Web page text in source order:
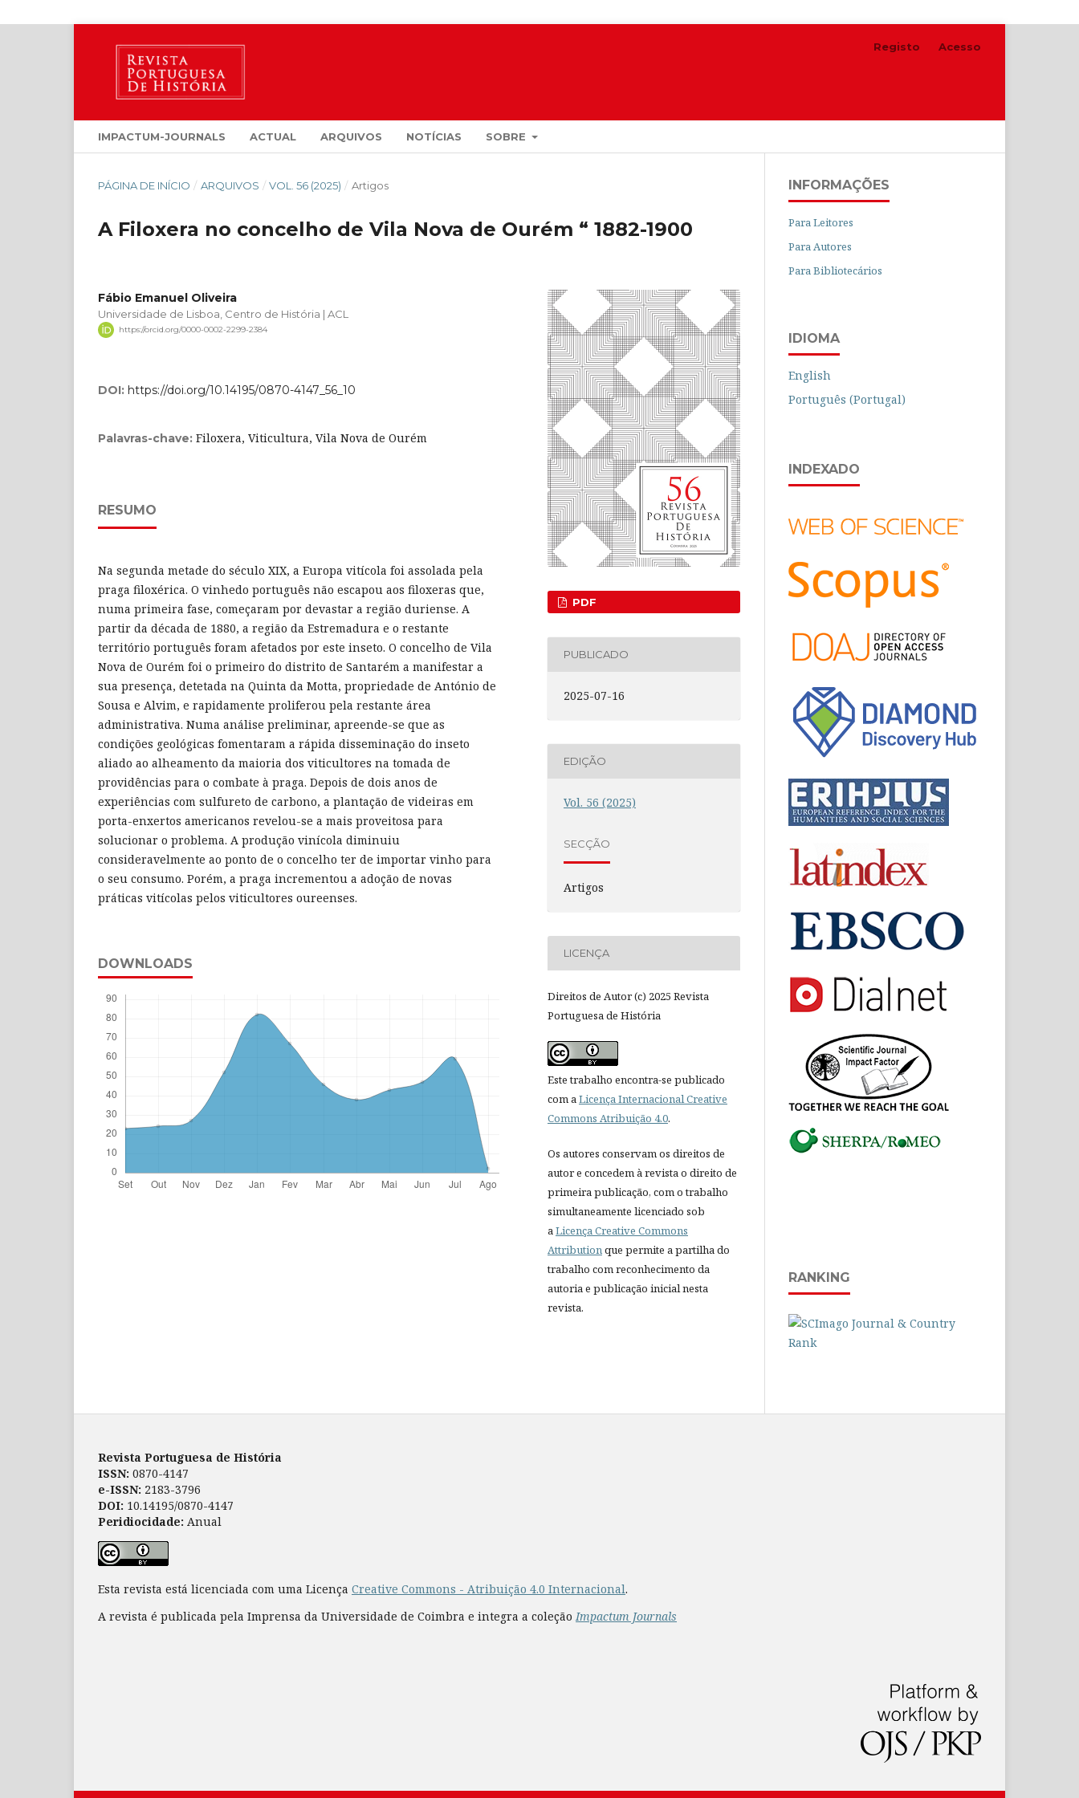
IMPACTUM-JOURNALS ACTUAL ARQUIVOS NOTÍCIAS SOBRE
Registo Acesso
PÁGINA DE INÍCIO / ARQUIVOS / VOL. 56 (2025) / Artigos
A Filoxera no concelho de Vila Nova de Ourém “ 1882-1900
Fábio Emanuel Oliveira
Universidade de Lisboa, Centro de História | ACL
https://orcid.org/0000-0002-2299-2384
DOI: https://doi.org/10.14195/0870-4147_56_10
Palavras-chave: Filoxera, Viticultura, Vila Nova de Ourém
RESUMO
Na segunda metade do século XIX, a Europa vitícola foi assolada pela
praga filoxérica. O vinhedo português não escapou aos filoxeras que,
numa primeira fase, começaram por devastar a região duriense. A
partir da década de 1880, a região da Estremadura e o restante
território português foram afetados por este inseto. O concelho de Vila
Nova de Ourém foi o primeiro do distrito de Santarém a manifestar a
sua presença, detetada na Quinta da Motta, propriedade de António de
Sousa e Alvim, e rapidamente proliferou pela restante área
administrativa. Numa análise preliminar, apreende-se que as
condições geológicas fomentaram a rápida disseminação do inseto
aliado ao alheamento da maioria dos viticultores na tomada de
providências para o combate à praga. Depois de dois anos de
experiências com sulfureto de carbono, a plantação de videiras em
porta-enxertos americanos revelou-se a mais proveitosa para
solucionar o problema. A produção vinícola diminuiu
consideravelmente ao ponto de o concelho ter de importar vinho para
o seu consumo. Porém, a praga incrementou a adoção de novas
práticas vitícolas pelos viticultores oureenses.
DOWNLOADS
PDF
PUBLICADO
2025-07-16
EDIÇÃO
Vol. 56 (2025)
SECÇÃO
Artigos
LICENÇA
Direitos de Autor (c) 2025 Revista
Portuguesa de História
Este trabalho encontra-se publicado
com aLicença Internacional Creative
Commons Atribuição 4.0.
Os autores conservam os direitos de
autor e concedem à revista o direito de
primeira publicação, com o trabalho
simultaneamente licenciado sob
aLicença Creative Commons
Attributionque permite a partilha do
trabalho com reconhecimento da
autoria e publicação inicial nesta
revista.
INFORMAÇÕES
Para Leitores
Para Autores
Para Bibliotecários
IDIOMA
English
Português (Portugal)
INDEXADO
RANKING
Revista Portuguesa de História
ISSN: 0870-4147
e-ISSN: 2183-3796
DOI: 10.14195/0870-4147
Peridiocidade: Anual
Esta revista está licenciada com uma Licença Creative Commons - Atribuição 4.0 Internacional.
A revista é publicada pela Imprensa da Universidade de Coimbra e integra a coleçãoImpactum Journals